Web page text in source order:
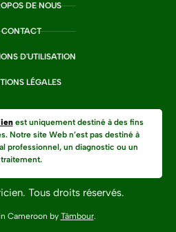
DE NOUS
CONTACT
D'UTILISATION
LÉGALES
est uniquement destiné à des fins
Notre site Web n’est pas destiné à
professionnel, un diagnostic ou un
traitement.
Tous droits réservés.
Cameroon by Tâmbour.